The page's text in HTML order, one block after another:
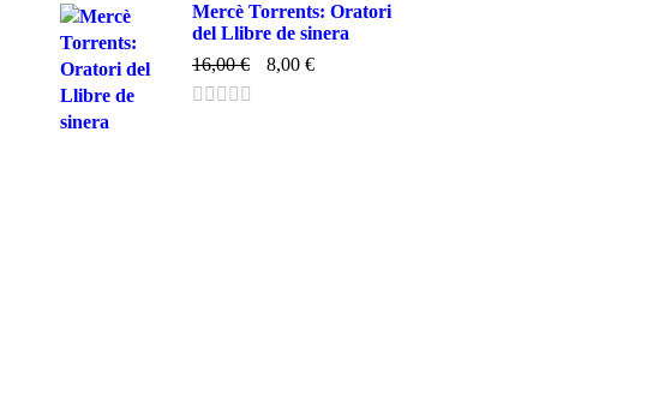
Mercè Torrents: Oratori
del Llibre de sinera
16,00€ 8,00 €